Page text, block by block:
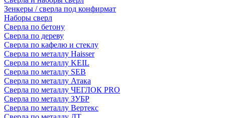
Зенкеры / сверла под конфирмат
Наборы сверл
Сверла по бетону
Сверла по дереву
Сверла по кафелю и стеклу
Сверла по металлу Haisser
Сверла по металлу KEIL
Сверла по металлу SEB
Сверла по металлу Атака
Сверла по металлу ЧЕГЛОК PRO
Сверла по металлу ЗУБР
Сверла по металлу Вертекс